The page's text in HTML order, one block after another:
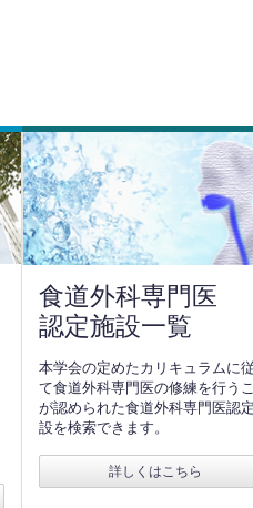
食道外科専門医
認定施設一覧
本学会の定めたカリキュラムに
て食道外科専門医の修練を行う
が認められた食道外科専門医認
設を検索できます。
詳しくはこちら